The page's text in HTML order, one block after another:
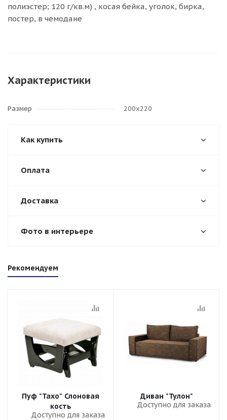
полиэстер; 120 г/кв.м) , косая бейка, уголок, бирка,
постер, в чемодане
Характеристики
Размер 200х220
Как купить
Оплата
Доставка
Фото в интерьере
Рекомендуем
Пуф "Тахо" Слоновая
кость
Доступно для заказа
Диван "Тулон"
Доступно для заказа